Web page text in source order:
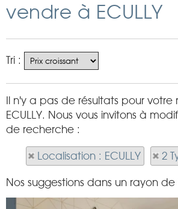
vendre à ECULLY
Tri :
Il n'y a pas de résultats pour
ECULLY. Nous vous invitons à
de recherche :
Localisation : ECULLY 2
Nos suggestions dans un rayon de